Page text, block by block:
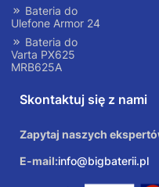
Bateria do
Ulefone Armor 24
Bateria do
Varta PX625
MRB625A
Skontaktuj się z nami
Zapytaj naszych
E-mail:info@bigbaterii.pl